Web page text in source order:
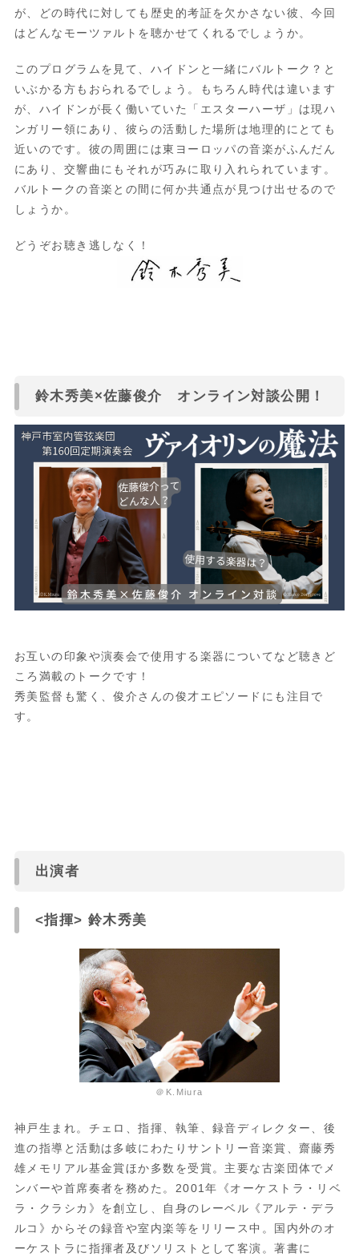
が、どの時代に対しても歴史的考証を欠かさない彼、今回
はどんなモーツァルトを聴かせてくれるでしょうか。
このプログラムを見て、ハイドンと一緒にバルトーク？と
いぶかる方もおられるでしょう。もちろん時代は違います
が、ハイドンが長く働いていた「エスターハーザ」は現ハ
ンガリー領にあり、彼らの活動した場所は地理的にとても
近いのです。彼の周囲には東ヨーロッパの音楽がふんだん
にあり、交響曲にもそれが巧みに取り入れられています。
バルトークの音楽との間に何か共通点が見つけ出せるので
しょうか。
どうぞお聴き逃しなく！
鈴木秀美×佐藤俊介 オンライン対談公開！
お互いの印象や演奏会で使用する楽器についてなど聴きど
ころ満載のトークです！
秀美監督も驚く、俊介さんの俊才エピソードにも注目で
す。
出演者
<指揮> 鈴木秀美
＠K.Miura
神戸生まれ。チェロ、指揮、執筆、録音ディレクター、後
進の指導と活動は多岐にわたりサントリー音楽賞、齋藤秀
雄メモリアル基金賞ほか多数を受賞。主要な古楽団体でメ
ンバーや首席奏者を務めた。 2001年《オーケストラ・リベ
ラ・クラシカ》を創立し、自身のレーベル《アルテ・デラ
ルコ》からその録音や室内楽等をリリース中。国内外のオ
ーケストラに指揮者及びソリストとして客演。著書に